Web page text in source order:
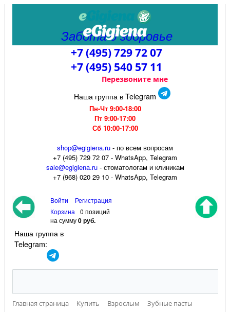
Забота о здоровье
+7 (495) 729 72 07
+7 (495) 540 57 11
Перезвоните мне
Наша группа в Telegram
Пн-Чт 9:00-18:00
Пт 9:00-17:00
Сб 10:00-17:00
shop@egigiena.ru - по всем вопросам
‎+7 (495) 729 72 07 - WhatsApp, Telegram
sale@egigiena.ru- стоматологам и клиникам
+7 (968) 020 29 10 - WhatsApp, Telegram
Войти
Регистрация
Корзина
0 позиций
на сумму0 руб.
Наша группа в
Telegram:
Главная страница Купить Взрослым
Зубные пасты